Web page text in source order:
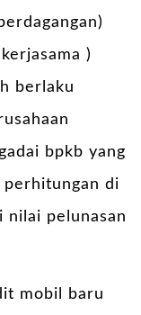
)
berlaku
bpkb yang
di
nilai pelunasan
mobil baru